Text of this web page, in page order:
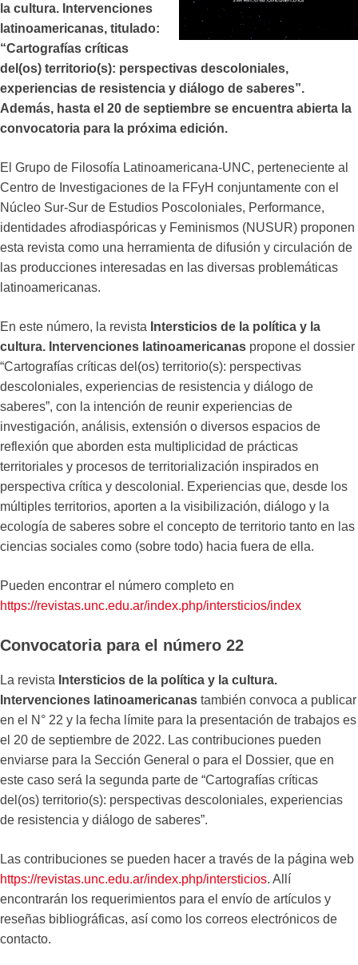
la cultura. Intervenciones
latinoamericanas, titulado:
“Cartografías críticas
del(os) territorio(s): perspectivas descoloniales,
experiencias de resistencia y diálogo de saberes”.
Además, hasta el 20 de septiembre se encuentra abierta la
convocatoria para la próxima edición.
El Grupo de Filosofía Latinoamericana-UNC, perteneciente al
Centro de Investigaciones de la FFyH conjuntamente con el
Núcleo Sur-Sur de Estudios Poscoloniales, Performance,
identidades afrodiaspóricas y Feminismos (NUSUR) proponen
esta revista como una herramienta de difusión y circulación de
las producciones interesadas en las diversas problemáticas
latinoamericanas.
En este número, la revista Intersticios de la política y la
cultura. Intervenciones latinoamericanas propone el dossier
“Cartografías críticas del(os) territorio(s): perspectivas
descoloniales, experiencias de resistencia y diálogo de
saberes”, con la intención de reunir experiencias de
investigación, análisis, extensión o diversos espacios de
reflexión que aborden esta multiplicidad de prácticas
territoriales y procesos de territorialización inspirados en
perspectiva crítica y descolonial. Experiencias que, desde los
múltiples territorios, aporten a la visibilización, diálogo y la
ecología de saberes sobre el concepto de territorio tanto en las
ciencias sociales como (sobre todo) hacia fuera de ella.
Pueden encontrar el número completo en
https://revistas.unc.edu.ar/index.php/intersticios/index
Convocatoria para el número 22
La revista Intersticios de la política y la cultura.
Intervenciones latinoamericanas también convoca a publicar
en el N° 22 y la fecha límite para la presentación de trabajos es
el 20 de septiembre de 2022. Las contribuciones pueden
enviarse para la Sección General o para el Dossier, que en
este caso será la segunda parte de “Cartografías críticas
del(os) territorio(s): perspectivas descoloniales, experiencias
de resistencia y diálogo de saberes”.
Las contribuciones se pueden hacer a través de la página web
https://revistas.unc.edu.ar/index.php/intersticios. Allí
encontrarán los requerimientos para el envío de artículos y
reseñas bibliográficas, así como los correos electrónicos de
contacto.